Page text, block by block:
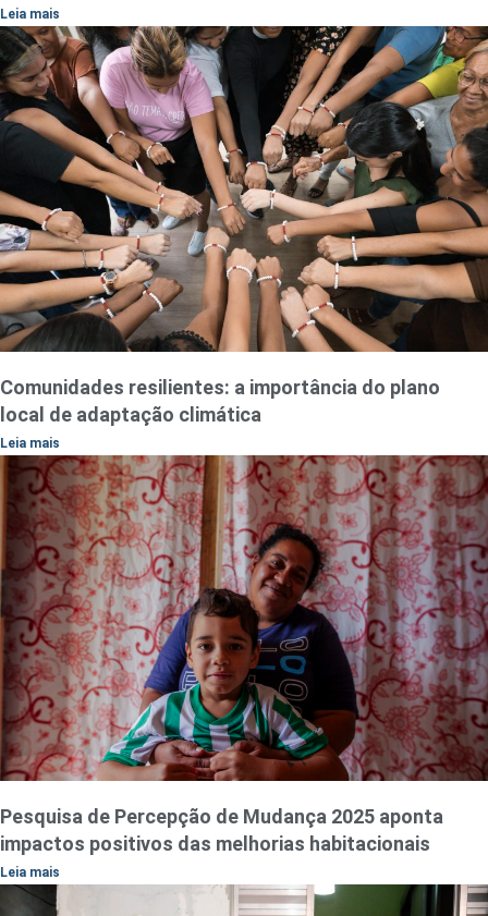
Leia mais
Comunidades resilientes: a importância do plano
local de adaptação climática
Leia mais
Pesquisa de Percepção de Mudança 2025 aponta
impactos positivos das melhorias habitacionais
Leia mais